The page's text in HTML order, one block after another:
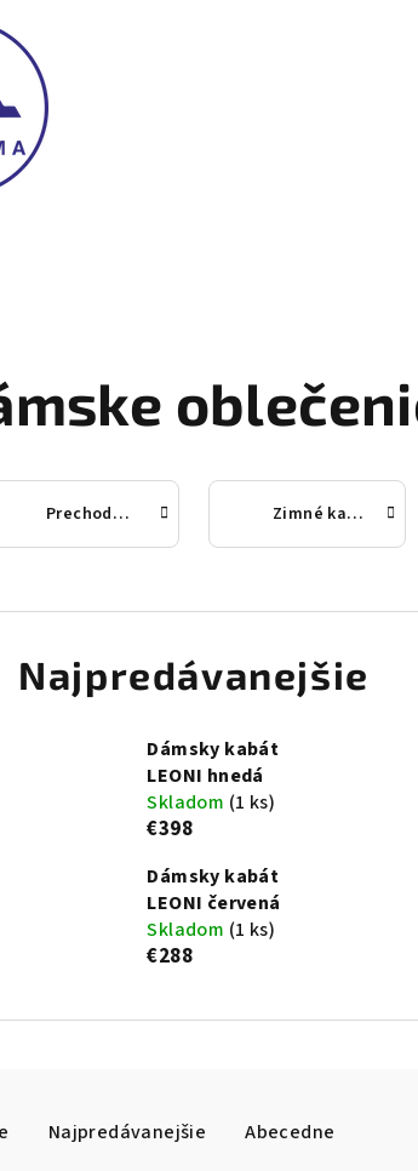
Prechodné kabáty Zimné kabáty
Najpredávanejšie
Dámsky kabát
LEONI hnedá
Skladom (1 ks)
€398
Dámsky kabát
LEONI červená
Skladom (1 ks)
€288
Najpredávanejšie Abecedne